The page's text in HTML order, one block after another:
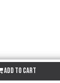
Add to Cart